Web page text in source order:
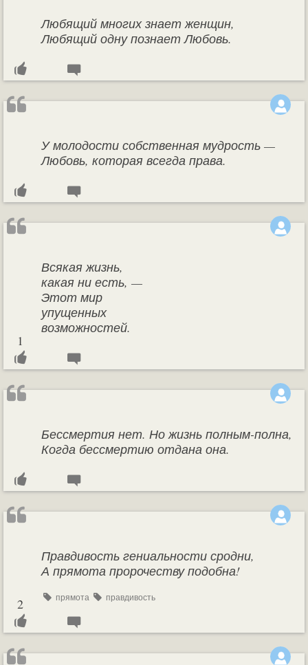
Любящий многих знает женщин,
Любящий одну познает Любовь.
У молодости собственная мудрость —
Любовь, которая всегда права.
Всякая жизнь,
какая ни есть, —
Этот мир
упущенных
возможностей.
1
Бессмертия нет. Но жизнь полным-полна,
Когда бессмертию отдана она.
Правдивость гениальности сродни,
А прямота пророчеству подобна!
прямота правдивость
2